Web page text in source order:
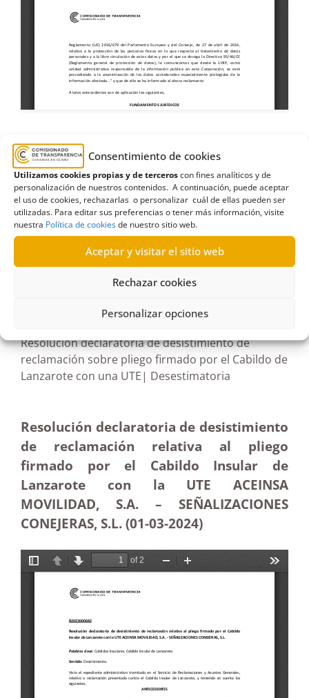
Consentimiento de cookies
Utilizamos cookies propias y de terceroscon fines analíticos y de
personalización de nuestros contenidos. A continuación, puede aceptar
el uso de cookies, rechazarlas o personalizar cuál de ellas pueden ser
utilizadas. Para editar sus preferencias o tener más información, visite
nuestra Política de cookiesde nuestro sitio web.
Aceptar y visitar el sitio web
Rechazar cookies
Personalizar opciones
2021,2023,Aceinsa Movilidad,Cabildo de
Lanzarote,horas extra,Señalizaciones Conejeras
Terminación,Titerroy ,trabajadores,UTE,vecinos
Resolución declaratoria de desistimiento de
reclamación sobre pliego firmado por el Cabildo de
Lanzarote con una UTE| Desestimatoria
Resolución declaratoria de desistimiento
de reclamación relativa al pliego
firmado por el Cabildo Insular de
Lanzarote con la UTE ACEINSA
MOVILIDAD, S.A. – SEÑALIZACIONES
CONEJERAS, S.L. (01-03-2024)